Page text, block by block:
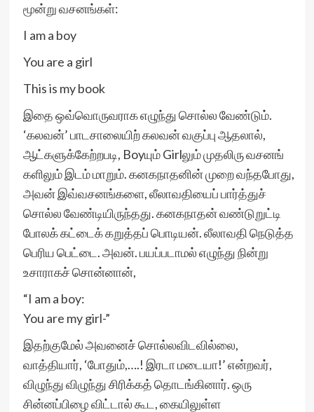
மூன்று வசனங்கள்:
I am a boy
You are a girl
This is my book
இதை ஒவ்வொருவராக எழுந்து சொல்ல வேண்டும்.
‘கலவன்’ பாடசாலையிற் கலவன் வகுப்பு ஆதலால்,
ஆட்களுக்கேற்றபடி, Boyயும் Girlலும் முதலிரு வசனங்
களிலும் இடம் மாறும். கனகநாதனின் முறை வந்தபோது,
அவன் இவ்வசனங்களை, லீலாவதியைப் பார்த்துச்
சொல்ல வேண்டியிருந்தது. கனகநாதன் வண்டுறுட்டி
போலக் கட்டைக் கறுத்தப் பொடியன். லீலாவதி நெடுத்த
பெரிய பெட்டை. அவன். பயப்படாமல் எழுந்து நின்று
உசாராகச் சொன்னான்,
“I am a boy:
You are my girl-”
இதற்குமேல் அவனைச் சொல்லவிடவில்லை,
வாத்தியார், ‘போதும்,….! இரடா மடையா!’ என்றவர்,
விழுந்து விழுந்து சிரிக்கத் தொடங்கினார். ஒரு
சின்னப்பிழை விட்டால் கூட, கையிலுள்ள